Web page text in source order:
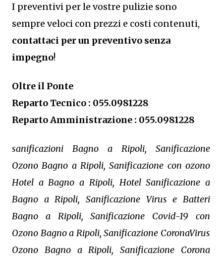
I preventivi per le vostre pulizie sono
sempre veloci con prezzi e costi contenuti,
contattaci per un preventivo senza
impegno!
Oltre il Ponte
Reparto Tecnico : 055.0981228
Reparto Amministrazione : 055.0981228
sanificazioni Bagno a Ripoli, Sanificazione
Ozono Bagno a Ripoli, Sanificazione con ozono
Hotel a Bagno a Ripoli, Hotel Sanificazione a
Bagno a Ripoli, Sanificazione Virus e Batteri
Bagno a Ripoli, Sanificazione Covid-19 con
Ozono Bagno a Ripoli, Sanificazione CoronaVirus
Ozono Bagno a Ripoli, Sanificazione Corona